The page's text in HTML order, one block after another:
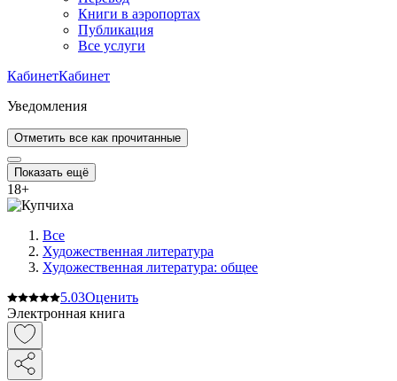
Книги в аэропортах
Публикация
Все услуги
КабинетКабинет
Уведомления
Отметить все как прочитанные
Показать ещё
18+
Все
Художественная литература
Художественная литература: общее
5.03Оценить
Электронная книга